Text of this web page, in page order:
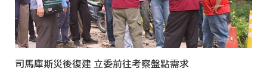
司馬庫斯災後復建 立委前往考察盤點需求